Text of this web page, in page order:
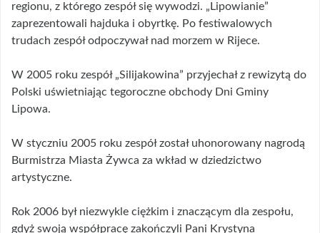
regionu, z którego zespół się wywodzi. „Lipowianie”
zaprezentowali hajduka i obyrtkę. Po festiwalowych
trudach zespół odpoczywał nad morzem w Rijece.
W 2005 roku zespół „Silijakowina” przyjechał z rewizytą do
Polski uświetniając tegoroczne obchody Dni Gminy
Lipowa.
W styczniu 2005 roku zespół został uhonorowany nagrodą
Burmistrza Miasta Żywca za wkład w dziedzictwo
artystyczne.
Rok 2006 był niezwykle ciężkim i znaczącym dla zespołu,
gdyż swoją współpracę zakończyli Pani Krystyna